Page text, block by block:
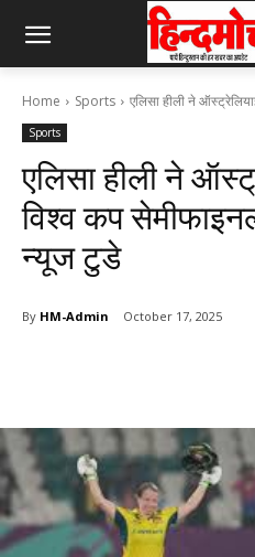
Home Sports एलिसा हीली ने
Sports
एलिसा हीली ने
विश्व कप
न्यूज टुडे
By HM-Admin October 17, 2025